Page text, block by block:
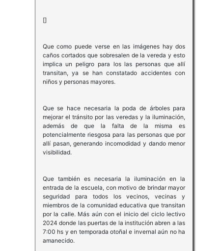
[]
Que como puede verse en las imágenes hay dos
caños cortados que sobresalen de la vereda y esto
implica un peligro para los las personas que allí
transitan, ya se han constatado accidentes con
niños y personas mayores.
Que se hace necesaria la poda de árboles para
mejorar el tránsito por las veredas y la iluminación,
además de que la falta de la misma es
potencialmente riesgosa para las personas que por
allí pasan, generando incomodidad y dando menor
visibilidad.
Que también es necesaria la iluminación en la
entrada de la escuela, con motivo de brindar mayor
seguridad para todos los vecinos, vecinas y
miembros de la comunidad educativa que transitan
por la calle. Más aún con el inicio del ciclo lectivo
2024 donde las puertas de la institución abren a las
7:00 hs y en temporada otoñal e invernal aún no ha
amanecido.